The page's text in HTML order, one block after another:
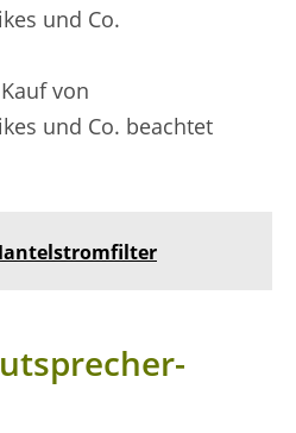
und Co.
von
und Co. beachtet